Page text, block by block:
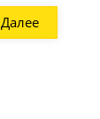
Далее